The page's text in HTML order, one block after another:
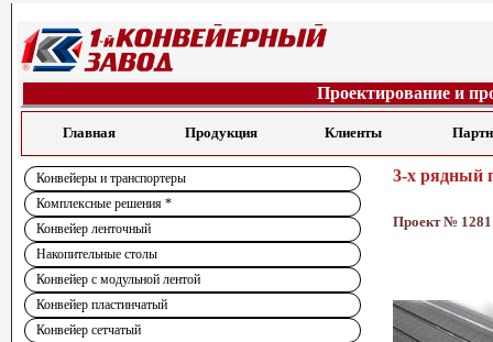
Проектирование и
Главная Продукция Клиенты
Конвейеры и транспортеры
Комплексные решения *
Конвейер ленточный
Накопительные столы
Конвейер с модульной лентой
Конвейер пластинчатый
Конвейер сетчатый
3-х рядный
Проект № 1281